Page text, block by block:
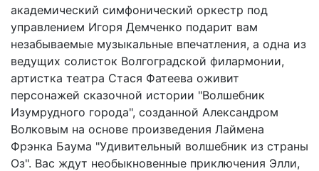
академический симфонический оркестр под
управлением Игоря Демченко подарит вам
незабываемые музыкальные впечатления, а одна из
ведущих солисток Волгоградской филармонии,
артистка театра Стася Фатеева оживит
персонажей сказочной истории "Волшебник
Изумрудного города", созданной Александром
Волковым на основе произведения Лаймена
Фрэнка Баума "Удивительный волшебник из страны
Оз". Вас ждут необыкновенные приключения Элли,